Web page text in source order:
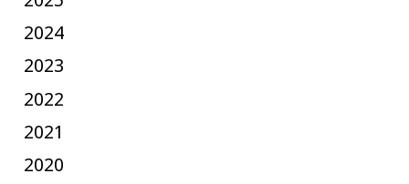
2024
2023
2022
2021
2020